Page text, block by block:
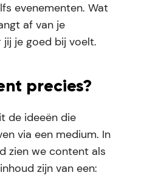
evenementen. Wat
af van je
je goed bij voelt.
precies?
de ideeën die
via een medium. In
zien we content als
zijn van een: